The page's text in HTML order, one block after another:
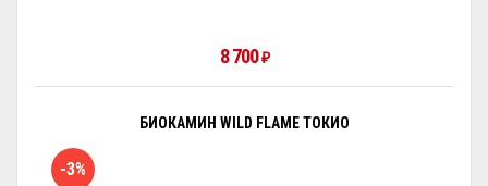
8 700₽
БИОКАМИН WILD FLAME ТОКИО
-3%